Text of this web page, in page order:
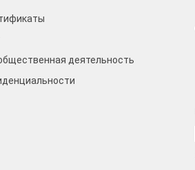
деятельность